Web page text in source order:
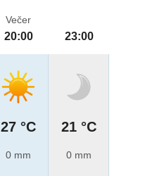
Večer
20:00
27 °C
0 mm
23:00
21 °C
0 mm